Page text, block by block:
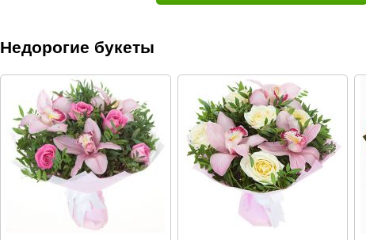
Недорогие букеты